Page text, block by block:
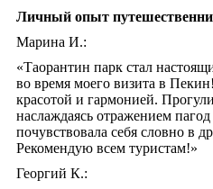
Личный опыт
Марина И.:
«Таорантин парк стал
во время моего визита в
красотой и гармонией.
наслаждаясь отражением пагод
почувствовала себя словно в
Рекомендую всем туристам!»
Георгий К.: